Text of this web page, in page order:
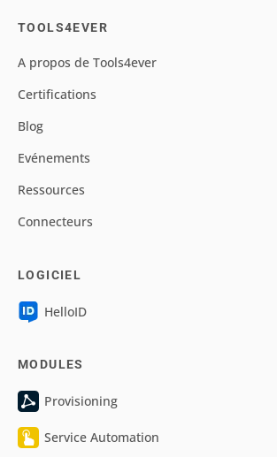
TOOLS4EVER
A propos de Tools4ever
Certifications
Blog
Evénements
Ressources
Connecteurs
LOGICIEL
HelloID
MODULES
Provisioning
Service Automation